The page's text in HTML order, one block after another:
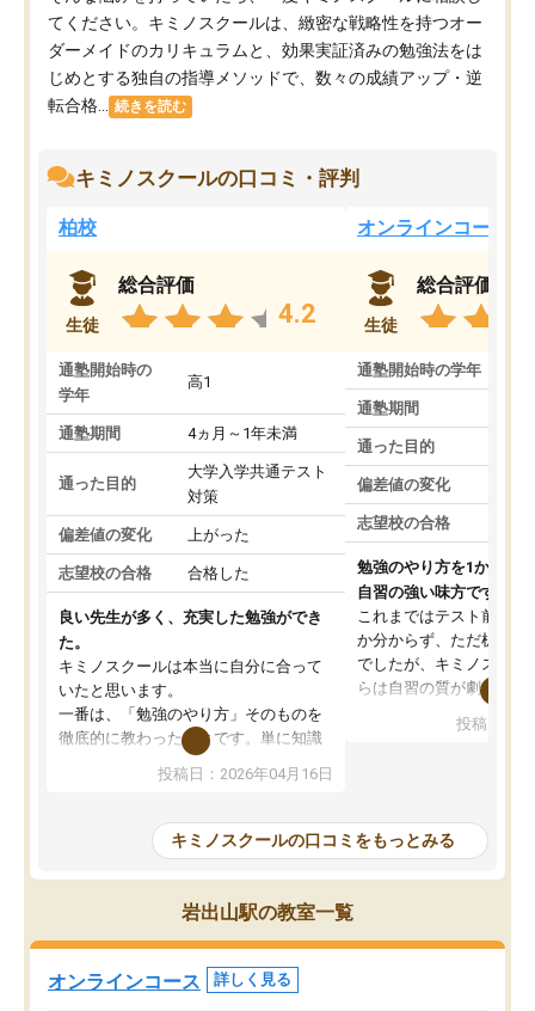
てください。キミノスクールは、緻密な戦略性を持つオー
ダーメイドのカリキュラムと、効果実証済みの勉強法をは
じめとする独自の指導メソッドで、数々の成績アップ・逆
転合格...
続きを読む
キミノスクールの口コミ・評判
柏校
生徒
総合評価
4.2
通塾開始時の
学年
高1
通塾期間 4ヵ月～1年未満
通った目的
大学入学共通テスト
対策
偏差値の変化 上がった
志望校の合格 合格した
良い先生が多く、充実した勉強ができ
た。
キミノスクールは本当に自分に合って
いたと思います。
一番は、「勉強のやり方」そのものを
徹底的に教わったことです。単に知識
を詰め込むのではなく、自学自習の習
慣が身につくよう並走してくれるの
はなくなりました。
講師の方との距離も近く、親身なコー
チングのおかげで、停滞期もモチベー
ションを維持できました。「やらされ
る勉強」から「目標のための勉強」へ
意識が変わったことが、目標校への合
投稿日：2026年04月16日
オンラインコース
生徒
総合評価
通塾開始時の学年
通塾期間
通った目的
偏差値の変化
志望校の合格
勉強のやり方を1から教
自習の強い味方です。
これまではテスト前に何
か分からず、ただ机に座
でしたが、キミノスクー
らは自習の質が劇的に変
を明確にしてくれるの
の仕方をコーチングして
ルなので、家での学習習
身につきました。結果と
た。自分から学ぶ姿勢を
投稿日：
キミノスクールの口コミをもっとみる
岩出山駅の教室一覧
オンラインコース 詳しく見る